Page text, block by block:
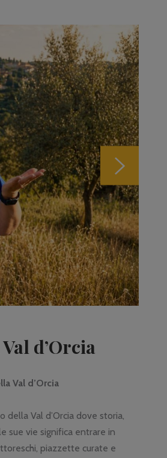
d’Orcia
Val d’Orcia
della Val d’Orcia dove storia,
sue vie significa entrare in
piazzette curate e